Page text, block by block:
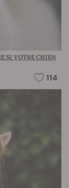
SI VOTRE CHIEN
114